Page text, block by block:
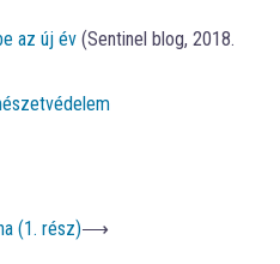
az új év (Sentinel blog, 2018.
(1. rész)⟶